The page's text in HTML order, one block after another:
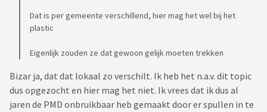
Dat is per gemeente verschillend, hier mag het wel bij het
plastic
Eigenlijk zouden ze dat gewoon gelijk moeten trekken
Bizar ja, dat dat lokaal zo verschilt. Ik heb het n.a.v. dit topic
dus opgezocht en hier mag het niet. Ik vrees dat ik dus al
jaren de PMD onbruikbaar heb gemaakt door er spullen in te